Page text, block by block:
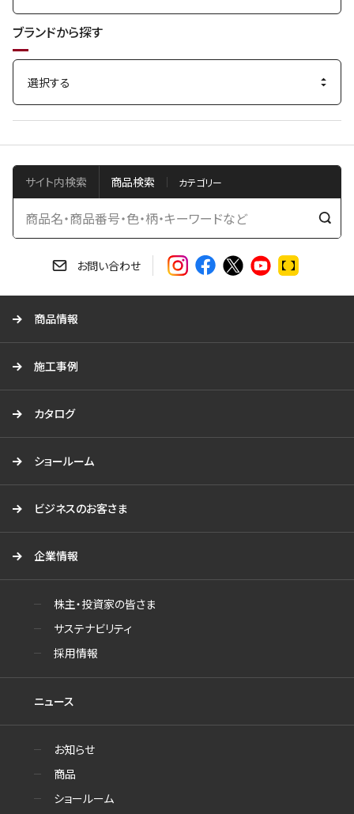
ブランドから探す
サイト内検索 商品検索
検
お問い合わせ
商品情報
施工事例
カタログ
ショールーム
ビジネスのお客さま
企業情報
株主・投資家の皆さま
サステナビリティ
採用情報
ニュース
お知らせ
商品
ショールーム